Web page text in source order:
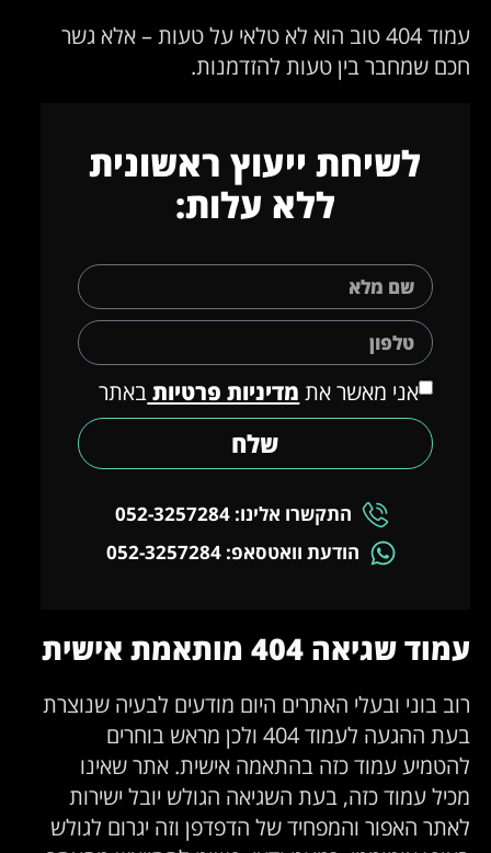
עמוד 404 טוב הוא לא טלאי על טעות – אלא גשר
חכם שמחבר בין טעות להזדמנות.
לשיחת ייעוץ ראשונית
ללא עלות:
אני מאשר את מדיניות פרטיותבאתר
שלח
התקשרו אלינו: 052-3257284
הודעת וואטסאפ: 052-3257284
עמוד שגיאה 404 מותאמת אישית
רוב בוני ובעלי האתרים היום מודעים לבעיה שנוצרת
בעת ההגעה לעמוד 404 ולכן מראש בוחרים
להטמיע עמוד כזה בהתאמה אישית. אתר שאינו
מכיל עמוד כזה, בעת השגיאה הגולש יובל ישירות
לאתר האפור והמפחיד של הדפדפן וזה יגרום לגולש